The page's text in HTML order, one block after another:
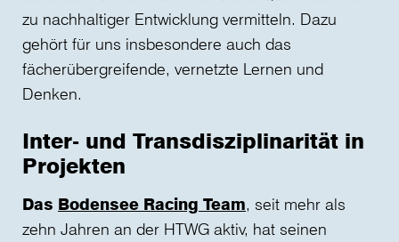
zu nachhaltiger Entwicklung vermitteln. Dazu
gehört für uns insbesondere auch das
fächerübergreifende, vernetzte Lernen und
Denken.
Inter- und Transdisziplinarität in
Projekten
Das Bodensee Racing Team, seit mehr als
zehn Jahren an der HTWG aktiv, hat seinen